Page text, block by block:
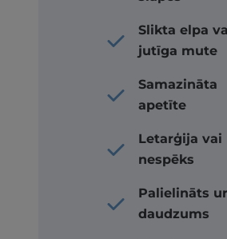
Slikta elpa
jutīga mute
Samazināta
apetīte
Letarģija vai
nespēks
Palielināts
daudzums